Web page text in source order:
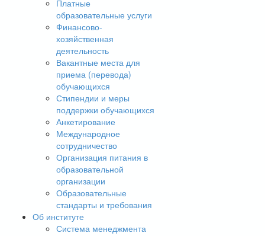
Платные
образовательные услуги
Финансово-
хозяйственная
деятельность
Вакантные места для
приема (перевода)
обучающихся
Стипендии и меры
поддержки обучающихся
Анкетирование
Международное
сотрудничество
Организация питания в
образовательной
организации
Образовательные
стандарты и требования
Об институте
Система менеджмента